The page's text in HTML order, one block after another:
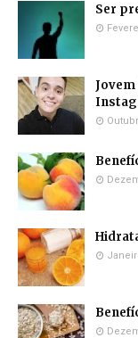
Ser
Jovem